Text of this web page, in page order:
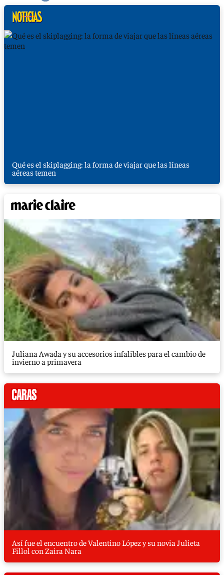
Qué es el skiplagging: la forma de viajar que las líneas
aéreas temen
Juliana Awada y su accesorios infalibles para el cambio de
invierno a primavera
Así fue el encuentro de Valentino López y su novia Julieta
Fillol con Zaira Nara